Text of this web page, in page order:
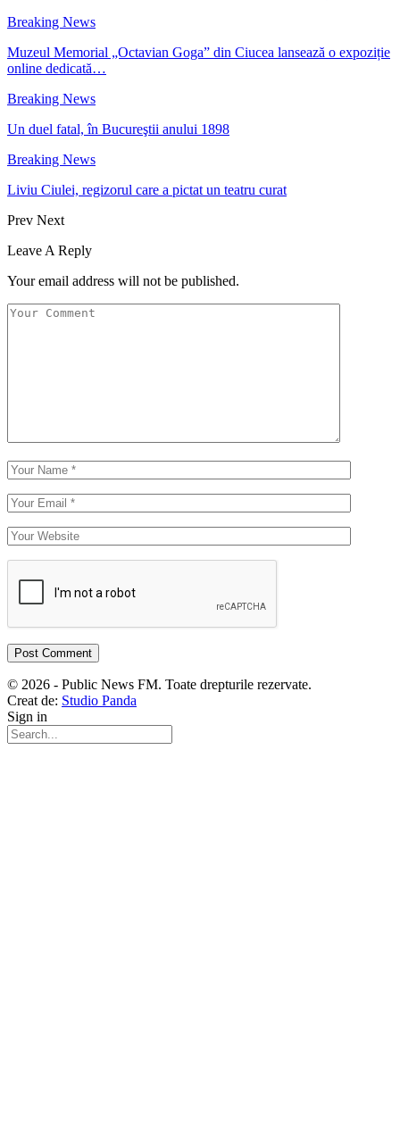
Breaking News
Muzeul Memorial „Octavian Goga” din Ciucea lansează o expoziție
online dedicată…
Breaking News
Un duel fatal, în Bucureştii anului 1898
Breaking News
Liviu Ciulei, regizorul care a pictat un teatru curat
Prev Next
Leave A Reply
Your email address will not be published.
© 2026 - Public News FM. Toate drepturile rezervate.
Creat de: Studio Panda
Sign in